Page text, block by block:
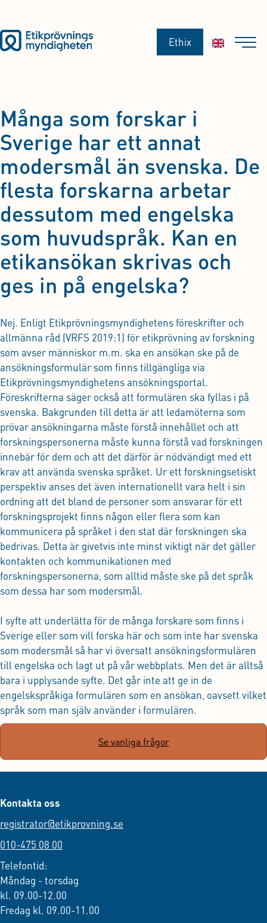
Ethix
Många som forskar i
Sverige har ett annat
modersmål än svenska. De
flesta forskarna arbetar
dessutom med engelska
som huvudspråk. Kan en
etikansökan skrivas och
ges in på engelska?
Nej. Enligt Etikprövningsmyndighetens föreskrifter och
allmänna råd (VRFS 2019:1) för etikprövning av forskning
som avser människor m.m. ska en ansökan ske på de
ansökningsformulär som finns tillgängliga via
Etikprövningsmyndighetens ansökningsportal.
Föreskrifterna säger också att formulären ska fyllas i på
svenska. Bakgrunden till detta är att ledamöterna som
prövar ansökningarna måste förstå innehållet och att
forskningspersonerna måste kunna förstå vad forskningen
innebär för dem och att det därför är nödvändigt med ett
krav att använda svenska språket. Ur ett forskningsetiskt
perspektiv anses det även internationellt vara helt i sin
ordning att det bland de personer som ansvarar för ett
forskningsprojekt finns någon eller flera som kan
kommunicera på språket i den stat där forskningen ska
bedrivas. Detta är givetvis inte minst viktigt när det gäller
kontakten och kommunikationen med
forskningspersonerna, som alltid måste ske på det språk
som dessa har som modersmål.
I syfte att underlätta för de många forskare som finns i
Sverige eller som vill forska här och som inte har svenska
som modersmål så har vi översatt ansökningsformulären
till engelska och lagt ut på vår webbplats. Men det är alltså
bara i upplysande syfte. Det går inte att ge in de
engelskspråkiga formulären som en ansökan, oavsett vilket
språk som man själv använder i formulären.
Se vanliga frågor
Kontakta oss
registrator@etikprovning.se
010-475 08 00
Telefontid:
Måndag - torsdag
kl. 09.00-12.00
Fredag kl. 09.00-11.00